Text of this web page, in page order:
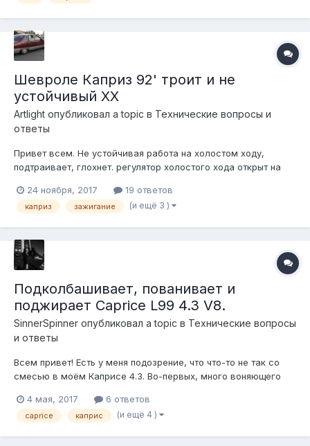
Шевроле Каприз 92' троит и не
устойчивый ХХ
Artlight опубликовал a topic в Технические вопросы и
ответы
Привет всем. Не устойчивая работа на холостом ходу,
подтраивает, глохнет. регулятор холостого хода открыт на
без подколбашиваний при холодном пуске -потом пропадает.
У токарей заказал аналоговый регулятор хх чтоб крутить
24 ноября, 2017 19 ответов
каприз зажигание (и ещё 3 )
Подколбашивает, пованивает и
поджирает Caprice L99 4.3 V8.
SinnerSpinner опубликовал a topic в Технические вопросы
и ответы
Всем привет! Есть у меня подозрение, что что-то не так со
смесью в моём Каприсе 4.3. Во-первых, много воняющего
плавают обороты, в третьих, жрёт многовато. А в сырую
погоду (мокрый снег или продолжительный дождь)
4 мая, 2017 6 ответов
caprice каприс (и ещё 4 )